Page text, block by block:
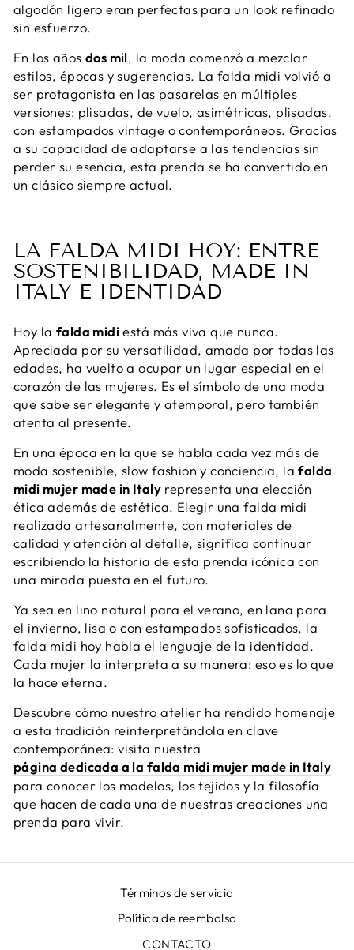
algodón ligero eran perfectas para un look refinado
sin esfuerzo.
En los años dos mil, la moda comenzó a mezclar
estilos, épocas y sugerencias. La falda midi volvió a
ser protagonista en las pasarelas en múltiples
versiones: plisadas, de vuelo, asimétricas, plisadas,
con estampados vintage o contemporáneos. Gracias
a su capacidad de adaptarse a las tendencias sin
perder su esencia, esta prenda se ha convertido en
un clásico siempre actual.
LA FALDA MIDI HOY: ENTRE
SOSTENIBILIDAD, MADE IN
ITALY E IDENTIDAD
Hoy la falda midiestá más viva que nunca.
Apreciada por su versatilidad, amada por todas las
edades, ha vuelto a ocupar un lugar especial en el
corazón de las mujeres. Es el símbolo de una moda
que sabe ser elegante y atemporal, pero también
atenta al presente.
En una época en la que se habla cada vez más de
moda sostenible, slow fashion y conciencia, lafalda
midi mujer made in Italyrepresenta una elección
ética además de estética. Elegir una falda midi
realizada artesanalmente, con materiales de
calidad y atención al detalle, significa continuar
escribiendo la historia de esta prenda icónica con
una mirada puesta en el futuro.
Ya sea en lino natural para el verano, en lana para
el invierno, lisa o con estampados sofisticados, la
falda midi hoy habla el lenguaje de la identidad.
Cada mujer la interpreta a su manera: eso es lo que
la hace eterna.
Descubre cómo nuestro atelier ha rendido homenaje
a esta tradición reinterpretándola en clave
contemporánea: visita nuestra
página dedicada a la falda midi mujer made in Italy
para conocer los modelos, los tejidos y la filosofía
que hacen de cada una de nuestras creaciones una
prenda para vivir.
Términos de servicio
Política de reembolso
CONTACTO